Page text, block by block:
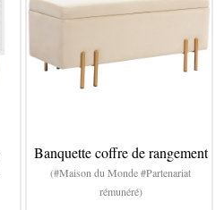
Banquette coffre de rangement
(#Maison du Monde #Partenariat
rémunéré)